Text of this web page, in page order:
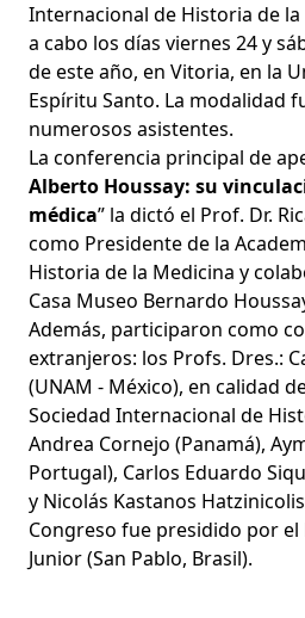
Internacional de Historia de la
a cabo los días viernes 24 y
de este año, en Vitoria, en la
Espíritu Santo. La modalidad
numerosos asistentes.
La conferencia principal de
Alberto Houssay: su
médica” la dictó el Prof. Dr.
como Presidente de la
Historia de la Medicina y
Casa Museo Bernardo
Además, participaron como
extranjeros: los Profs. Dres.:
(UNAM - México), en calidad
Sociedad Internacional de
Andrea Cornejo (Panamá),
Portugal), Carlos Eduardo
y Nicolás Kastanos
Congreso fue presidido por
Junior (San Pablo, Brasil).